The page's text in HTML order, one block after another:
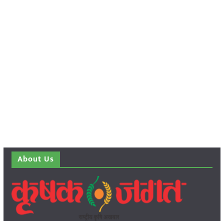
About Us